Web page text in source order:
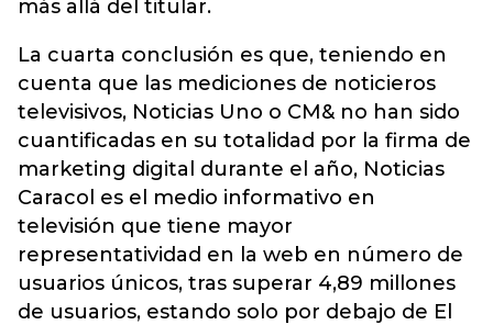
más allá del titular.
La cuarta conclusión es que, teniendo en
cuenta que las mediciones de noticieros
televisivos, Noticias Uno o CM& no han sido
cuantificadas en su totalidad por la firma de
marketing digital durante el año, Noticias
Caracol es el medio informativo en
televisión que tiene mayor
representatividad en la web en número de
usuarios únicos, tras superar 4,89 millones
de usuarios, estando solo por debajo de El